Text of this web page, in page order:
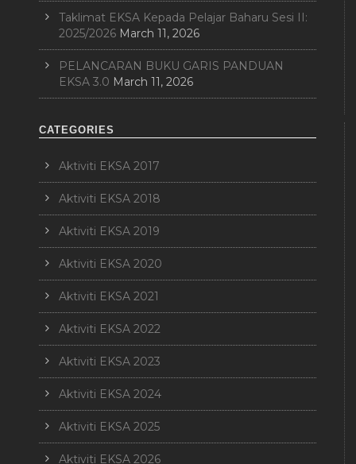
Taklimat EKSA Kepada Pelajar Baharu Sesi II:
2025/2026 March 11, 2026
PELANCARAN BUKU GARIS PANDUAN
EKSA 3.0 March 11, 2026
CATEGORIES
Aktiviti EKSA 2017
Aktiviti EKSA 2018
Aktiviti EKSA 2019
Aktiviti EKSA 2020
Aktiviti EKSA 2021
Aktiviti EKSA 2022
Aktiviti EKSA 2023
Aktiviti EKSA 2024
Aktiviti EKSA 2025
Aktiviti EKSA 2026